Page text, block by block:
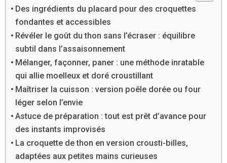
Des ingrédients du placard pour des croquettes
fondantes et accessibles
Révéler le goût du thon sans l’écraser : équilibre
subtil dans l’assaisonnement
Mélanger, façonner, paner : une méthode inratable
qui allie moelleux et doré croustillant
Maîtriser la cuisson : version poêle dorée ou four
léger selon l’envie
Astuce de préparation : tout est prêt d’avance pour
des instants improvisés
La croquette de thon en version crousti-billes,
adaptées aux petites mains curieuses